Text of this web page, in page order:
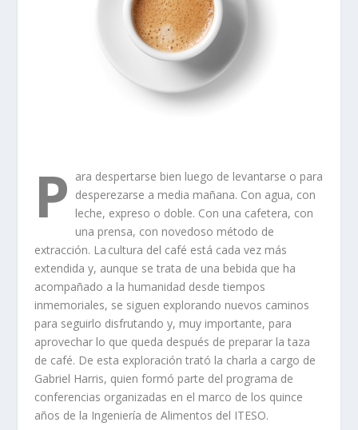
P ara despertarse bien luego de levantarse o para
desperezarse a media mañana. Con agua, con
leche, expreso o doble. Con una cafetera, con
una prensa, con novedoso método de
extracción. La cultura del café está cada vez más
extendida y, aunque se trata de una bebida que ha
acompañado a la humanidad desde tiempos
inmemoriales, se siguen explorando nuevos caminos
para seguirlo disfrutando y, muy importante, para
aprovechar lo que queda después de preparar la taza
de café. De esta exploración trató la charla a cargo de
Gabriel Harris, quien formó parte del programa de
conferencias organizadas en el marco de los quince
años de la Ingeniería de Alimentos del ITESO.